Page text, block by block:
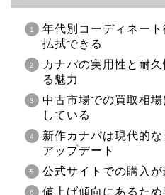
年代別コーディネー
払拭できる
カナパの実用性と耐
る魅力
中古市場での買取相
している
新作カナパは現代的
アップデート
公式サイトでの購入
値上げ傾向にあるた